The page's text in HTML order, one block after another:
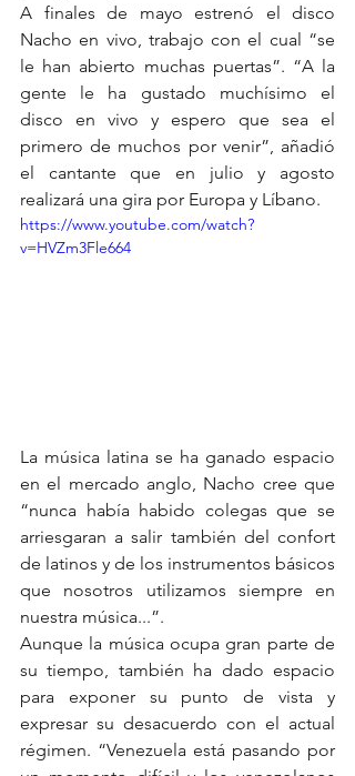
A finales de mayo estrenó el disco
Nacho en vivo, trabajo con el cual “se
le han abierto muchas puertas”. “A la
gente le ha gustado muchísimo el
disco en vivo y espero que sea el
primero de muchos por venir”, añadió
el cantante que en julio y agosto
realizará una gira por Europa y Líbano.
https://www.youtube.com/watch?
v=HVZm3Fle664
La música latina se ha ganado espacio
en el mercado anglo, Nacho cree que
“nunca había habido colegas que se
arriesgaran a salir también del confort
de latinos y de los instrumentos básicos
que nosotros utilizamos siempre en
nuestra música...”.
Aunque la música ocupa gran parte de
su tiempo, también ha dado espacio
para exponer su punto de vista y
expresar su desacuerdo con el actual
régimen. “Venezuela está pasando por